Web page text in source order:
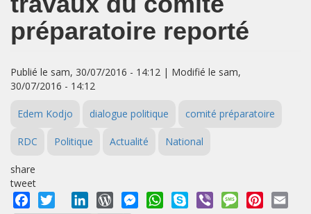
préparatoire reporté
Publié le sam, 30/07/2016 - 14:12 | Modifié le sam,
30/07/2016 - 14:12
Edem Kodjo dialogue politique comité préparatoire
RDC Politique Actualité National
share
tweet
Facebook
Twitter LinkedInWordPressMessengerWhatsApp
Skype Viber MessagePinterest